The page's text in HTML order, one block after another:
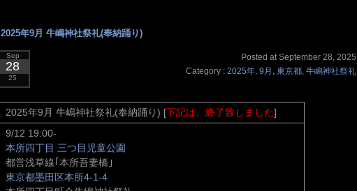
2025年9月 牛嶋神社祭礼(奉納踊り)
Sep
28
25
Posted at September 28, 2025
Category : 2025年, 9月 , 東京都, 牛嶋神社祭礼
2025年9月 牛嶋神社祭礼(奉納踊り) [下記は、終了致しました]
9/12 19:00-
本所四丁目 三つ目児童公園
都営浅草線｢本所吾妻橋｣
東京都墨田区本所4-1-4